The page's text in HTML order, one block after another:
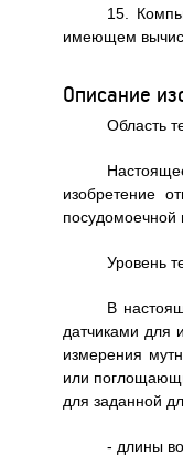
15.
имеющем
Описание
Область
изобретение
посудомоечной
Уровень
В
датчиками для
измерения
или
для заданной
- длины